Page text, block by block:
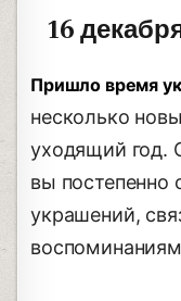
16
Пришло время
несколько
уходящий год.
вы постепенно
украшений,